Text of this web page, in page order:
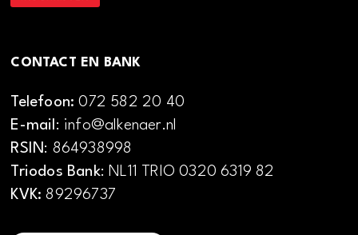
CONTACT EN BANK
Telefoon:072 582 20 40
E-mail: info@alkenaer.nl
RSIN: 864938998
Triodos Bank: NL11 TRIO 0320 6319 82
KVK: 89296737